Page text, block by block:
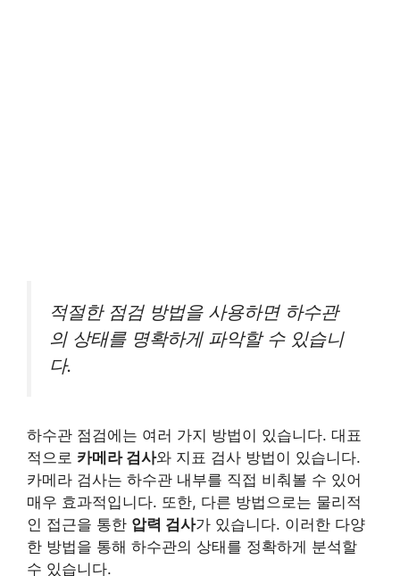
적절한 점검 방법을 사용하면 하수관
의 상태를 명확하게 파악할 수 있습니
다.
하수관 점검에는 여러 가지 방법이 있습니다. 대표
적으로 카메라 검사와 지표 검사 방법이 있습니다.
카메라 검사는 하수관 내부를 직접 비춰볼 수 있어
매우 효과적입니다. 또한, 다른 방법으로는 물리적
인 접근을 통한 압력 검사가 있습니다. 이러한 다양
한 방법을 통해 하수관의 상태를 정확하게 분석할
수 있습니다.